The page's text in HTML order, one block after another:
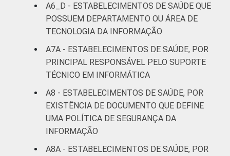
A6_D - ESTABELECIMENTOS DE SAÚDE QUE
POSSUEM DEPARTAMENTO OU ÁREA DE
TECNOLOGIA DA INFORMAÇÃO
A7A - ESTABELECIMENTOS DE SAÚDE, POR
PRINCIPAL RESPONSÁVEL PELO SUPORTE
TÉCNICO EM INFORMÁTICA
A8 - ESTABELECIMENTOS DE SAÚDE, POR
EXISTÊNCIA DE DOCUMENTO QUE DEFINE
UMA POLÍTICA DE SEGURANÇA DA
INFORMAÇÃO
A8A - ESTABELECIMENTOS DE SAÚDE, POR